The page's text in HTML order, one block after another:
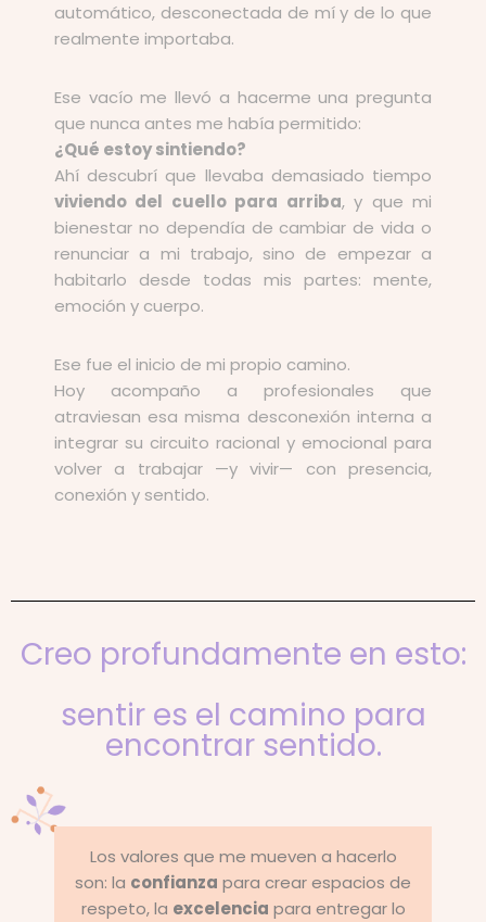
automático, desconectada de mí y de lo que
realmente importaba.
Ese vacío me llevó a hacerme una pregunta
que nunca antes me había permitido:
¿Qué estoy sintiendo?
Ahí descubrí que llevaba demasiado tiempo
viviendo del cuello para arriba, y que mi
bienestar no dependía de cambiar de vida o
renunciar a mi trabajo, sino de empezar a
habitarlo desde todas mis partes: mente,
emoción y cuerpo.
Ese fue el inicio de mi propio camino.
Hoy acompaño a profesionales que
atraviesan esa misma desconexión interna a
integrar su circuito racional y emocional para
volver a trabajar —y vivir— con presencia,
conexión y sentido.
Creo profundamente en esto:
sentir es el camino para
encontrar sentido.
Los valores que me mueven a hacerlo
son: la confianza para crear espacios de
respeto, la excelencia para entregar lo